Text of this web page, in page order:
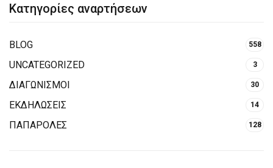
Κατηγορίες αναρτήσεων
BLOG 558
UNCATEGORIZED 3
ΔΙΑΓΩΝΙΣΜΟΙ 30
ΕΚΔΗΛΩΣΕΙΣ 14
ΠΑΠΑΡΟΛΕΣ 128